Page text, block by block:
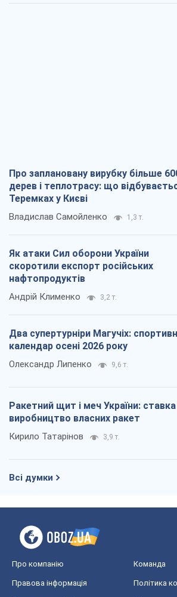
Про заплановану вирубку більше
дерев і теплотрасу: що
Теремках у Києві
Владислав Самойленко 1,3 т.
Як атаки Сил оборони України
скоротили експорт російських
нафтопродуктів
Андрій Клименко 3,2 т.
Два супертурніри Магучіх:
календар осені 2026 року
Олександр Липенко 9,6 т.
Ракетний щит і меч України:
виробництво власних ракет
Кирило Татарінов 3,9 т.
Всі думки
Про компанію Команда
Правова інформація Політика